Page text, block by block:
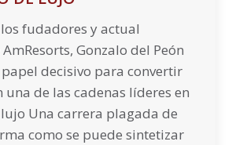
fudadores y actual
Gonzalo del Peón
decisivo para convertir
una de las cadenas líderes en
Una carrera plagada de
como se puede sintetizar